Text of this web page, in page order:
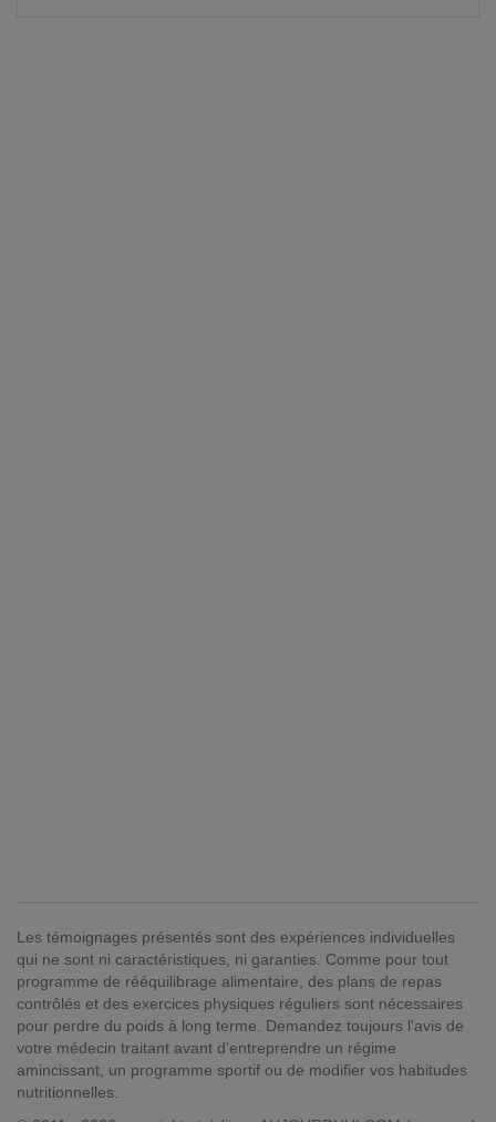
Les témoignages présentés sont des expériences individuelles
qui ne sont ni caractéristiques, ni garanties. Comme pour tout
programme de rééquilibrage alimentaire, des plans de repas
contrôlés et des exercices physiques réguliers sont nécessaires
pour perdre du poids à long terme. Demandez toujours l'avis de
votre médecin traitant avant d'entreprendre un régime
amincissant, un programme sportif ou de modifier vos habitudes
nutritionnelles.